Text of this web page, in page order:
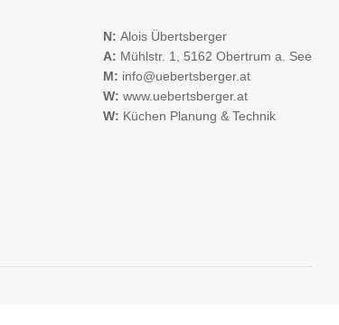
N: Alois Übertsberger
A: Mühlstr. 1, 5162 Obertrum a. See
M: info@uebertsberger.at
W: www.uebertsberger.at
W: Küchen Planung & Technik